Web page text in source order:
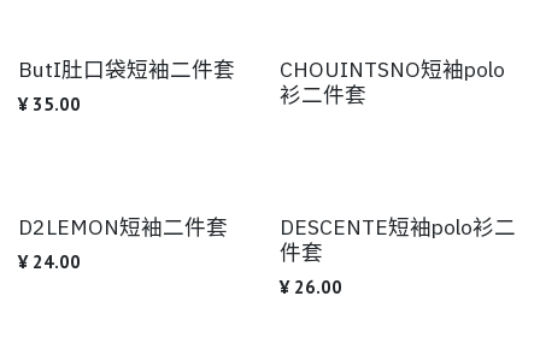
ButI肚口袋短袖二件套
¥ 35.00
CHOUINTSNO短袖polo
衫二件套
D2LEMON短袖二件套
¥ 24.00
DESCENTE短袖polo衫二
件套
¥ 26.00